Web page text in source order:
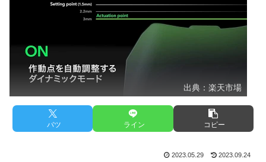
出典：楽天市場
バツ ライン コピー
2023.05.29 2023.09.24